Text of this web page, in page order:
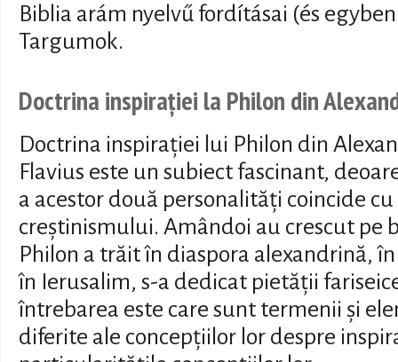
Biblia arám nyelvű fordításai (és
Targumok.
Doctrina inspirației la Philon din
Doctrina inspirației lui Philon din
Flavius este un subiect fascinant,
a acestor două personalități coincide
creștinismului. Amândoi au crescut pe
Philon a trăit în diaspora alexandrină,
în Ierusalim, s-a dedicat pietății
întrebarea este care sunt termenii și
diferite ale concepțiilor lor despre